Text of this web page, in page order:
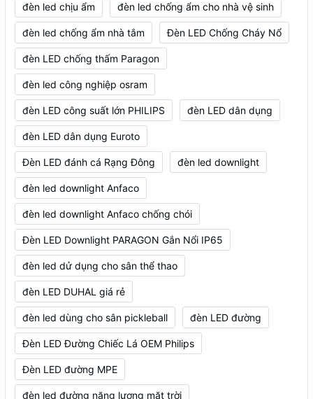
đèn led chịu ẩm đèn led chống ẩm cho nhà vệ sinh
đèn led chống ẩm nhà tắm Đèn LED Chống Cháy Nổ
đèn LED chống thấm Paragon
đèn led công nghiệp osram
đèn LED công suất lớn PHILIPS đèn LED dân dụng
đèn LED dân dụng Euroto
Đèn LED đánh cá Rạng Đông đèn led downlight
đèn led downlight Anfaco
đèn led downlight Anfaco chống chói
Đèn LED Downlight PARAGON Gắn Nổi IP65
đèn led dử dụng cho sân thể thao
đèn LED DUHAL giá rẻ
đèn led dùng cho sân pickleball đèn LED đường
Đèn LED Đường Chiếc Lá OEM Philips
Đèn LED đường MPE
đèn led đường năng lượng mặt trời